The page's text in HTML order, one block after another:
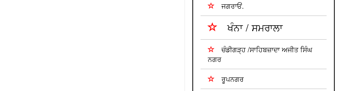
ਜਗਰਾਓਂ.
ਖੰਨਾ / ਸਮਰਾਲਾ
ਚੰਡੀਗੜ੍ਹ /ਸਾਹਿਬਜ਼ਾਦਾ ਅਜੀਤ ਸਿੰਘ
ਨਗਰ
ਰੂਪਨਗਰ